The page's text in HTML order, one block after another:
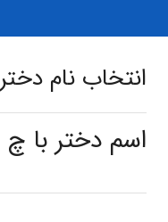
انتخاب نام
اسم دختر با چ